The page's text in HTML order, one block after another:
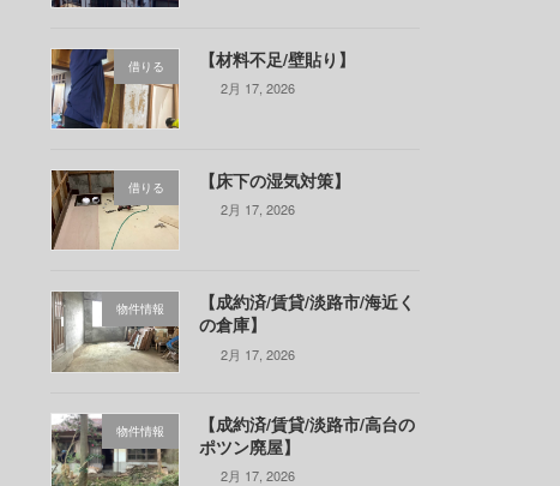
借りる 【材料不足/壁貼り】
2月 17, 2026
借りる 【床下の湿気対策】
2月 17, 2026
物件情報
【成約済/賃貸/淡路市/海近く
の倉庫】
2月 17, 2026
物件情報
【成約済/賃貸/淡路市/高台の
ポツン廃屋】
2月 17, 2026